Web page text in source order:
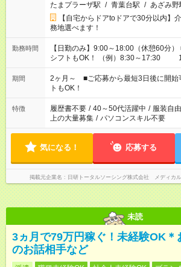
たまプラーザ駅 / 青葉台駅 / あざみ野
【自宅からドアtoドアで30分以内】
務地選べます！
勤務時間
【日勤のみ】9:00～18:00（休憩60分） ■ご希望があればその他
シフトもOK！ （例）8:30～17:30
「家族とお休みを合わせたい」 「余裕
たい」 「できれば残業はしたくない」
えてくださいね。 ※Wワーク希望の方へ 今ご覧のお仕事で希望
する勤務時間と、もう1つのお仕事の勤
間を超える場合は応募できません
期間
2ヶ月～ ■ご応募から最短3日後に開
トもOK！
特徴 履歴書不要 / 40～50代活躍中 / 服装自由
上の大量募集 / パソコンスキル不要
気になる！ 応募する
掲載元企業名 日研トータルソーシング株式会社 メディカ
未読
3ヵ月で79万円稼ぐ！未経験OK＊
のお話相手など